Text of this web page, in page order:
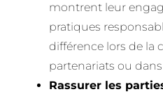
montrent leur
pratiques
différence lors de la
partenariats ou dans
Rassurer les